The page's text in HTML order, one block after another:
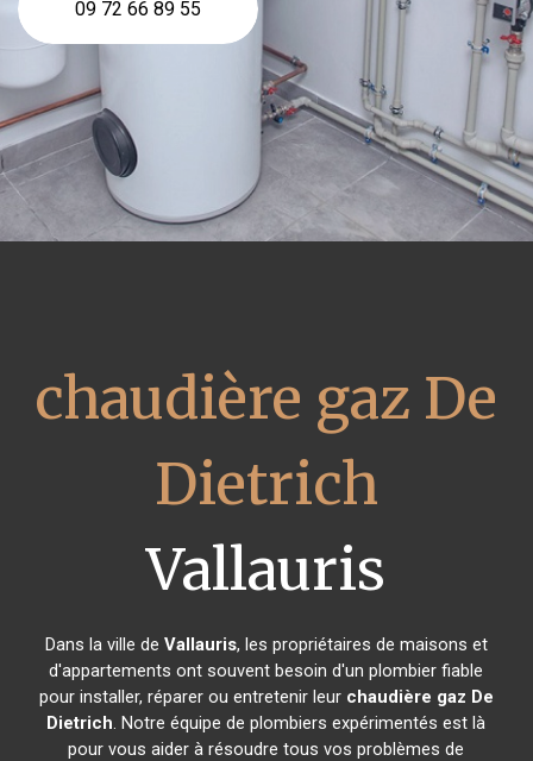
09 72 66 89 55
chaudière gaz De
Dietrich
Vallauris
Dans la ville de Vallauris, les propriétaires de maisons et
d'appartements ont souvent besoin d'un plombier fiable
pour installer, réparer ou entretenir leur chaudière gaz De
Dietrich. Notre équipe de plombiers expérimentés est là
pour vous aider à résoudre tous vos problèmes de